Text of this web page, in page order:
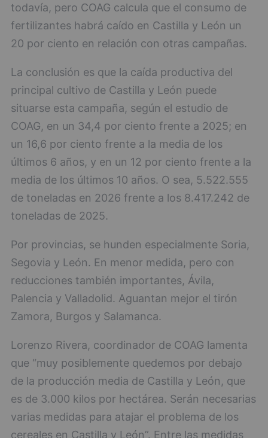
todavía, pero COAG calcula que el consumo de
fertilizantes habrá caído en Castilla y León un
20 por ciento en relación con otras campañas.
La conclusión es que la caída productiva del
principal cultivo de Castilla y León puede
situarse esta campaña, según el estudio de
COAG, en un 34,4 por ciento frente a 2025; en
un 16,6 por ciento frente a la media de los
últimos 6 años, y en un 12 por ciento frente a la
media de los últimos 10 años. O sea, 5.522.555
de toneladas en 2026 frente a los 8.417.242 de
toneladas de 2025.
Por provincias, se hunden especialmente Soria,
Segovia y León. En menor medida, pero con
reducciones también importantes, Ávila,
Palencia y Valladolid. Aguantan mejor el tirón
Zamora, Burgos y Salamanca.
Lorenzo Rivera, coordinador de COAG lamenta
que “muy posiblemente quedemos por debajo
de la producción media de Castilla y León, que
es de 3.000 kilos por hectárea. Serán necesarias
varias medidas para atajar el problema de los
cereales en Castilla y León”. Entre las medidas